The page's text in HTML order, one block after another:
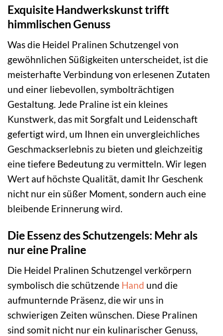
Exquisite Handwerkskunst trifft
himmlischen Genuss
Was die Heidel Pralinen Schutzengel von
gewöhnlichen Süßigkeiten unterscheidet, ist die
meisterhafte Verbindung von erlesenen Zutaten
und einer liebevollen, symbolträchtigen
Gestaltung. Jede Praline ist ein kleines
Kunstwerk, das mit Sorgfalt und Leidenschaft
gefertigt wird, um Ihnen ein unvergleichliches
Geschmackserlebnis zu bieten und gleichzeitig
eine tiefere Bedeutung zu vermitteln. Wir legen
Wert auf höchste Qualität, damit Ihr Geschenk
nicht nur ein süßer Moment, sondern auch eine
bleibende Erinnerung wird.
Die Essenz des Schutzengels: Mehr als
nur eine Praline
Die Heidel Pralinen Schutzengel verkörpern
symbolisch die schützende Hand und die
aufmunternde Präsenz, die wir uns in
schwierigen Zeiten wünschen. Diese Pralinen
sind somit nicht nur ein kulinarischer Genuss,